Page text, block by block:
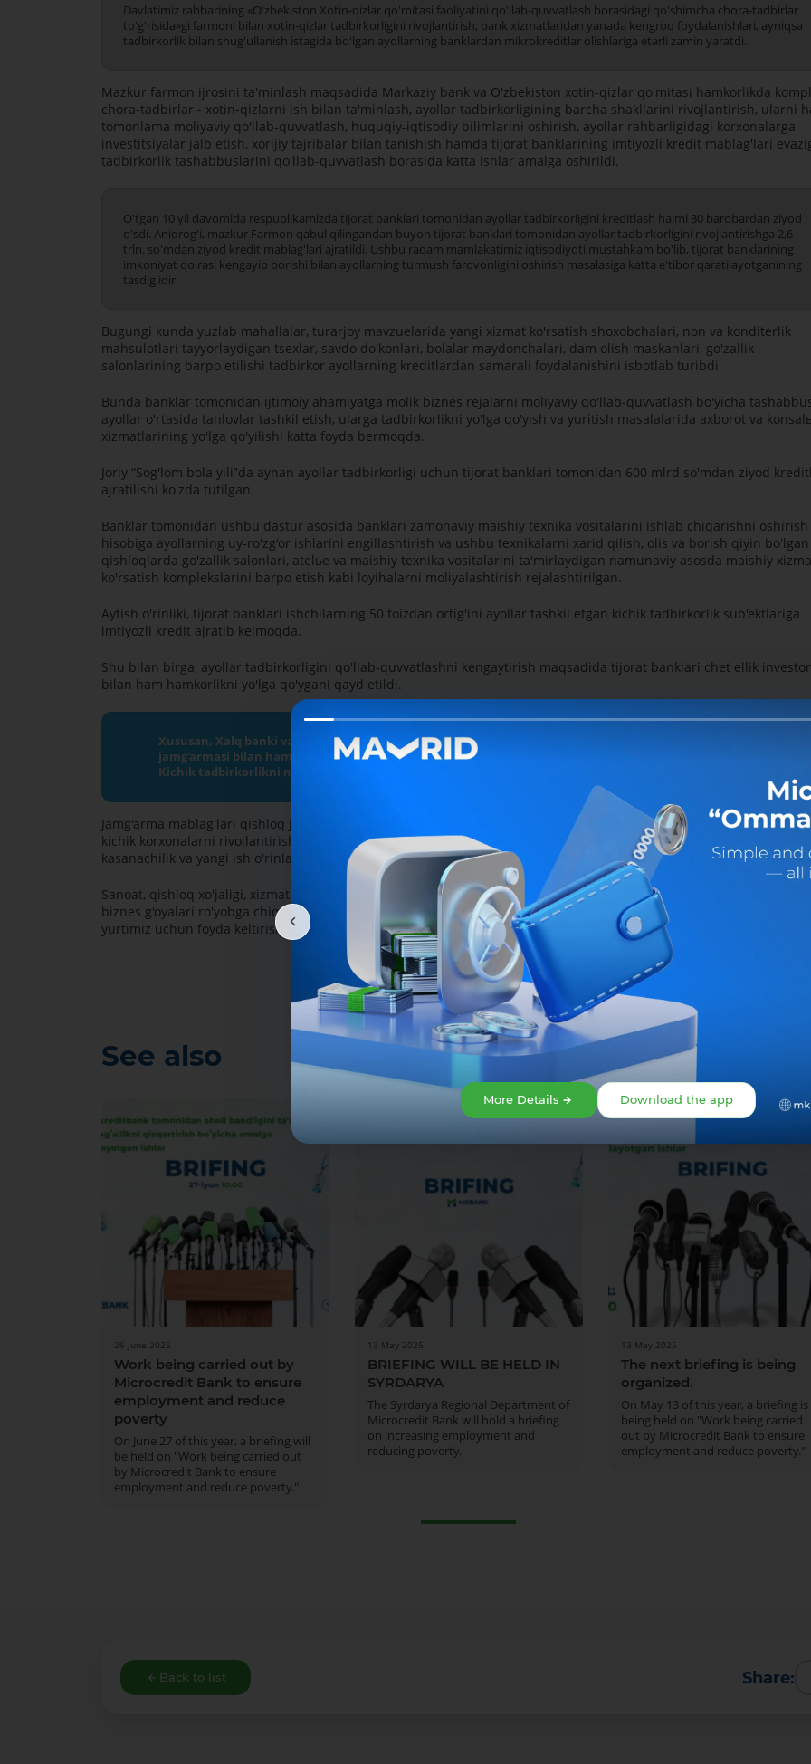
Davlatimiz rahbarining «O'zbekiston Xotin-qizlar qo'mitasi faoliyatini qo'llab-quvvatlash borasidagi qo'shimcha chora-tadbirlar
to'g'risida»gi farmoni bilan xotin-qizlar tadbirkorligini rivojlantirish, bank xizmatlaridan yanada kengroq foydalanishlari, ayniqsa
tadbirkorlik bilan shug'ullanish istagida bo'lgan ayollarning banklardan mikrokreditlar olishlariga etarli zamin yaratdi.
Mazkur farmon ijrosini ta'minlash maqsadida Markaziy bank va O'zbekiston xotin-qizlar qo'mitasi hamkorlikda
chora-tadbirlar - xotin-qizlarni ish bilan ta'minlash, ayollar tadbirkorligining barcha shakllarini rivojlantirish, ularni
tomonlama moliyaviy qo'llab-quvvatlash, huquqiy-iqtisodiy bilimlarini oshirish, ayollar rahbarligidagi korxonalarga
investitsiyalar jalb etish, xorijiy tajribalar bilan tanishish hamda tijorat banklarining imtiyozli kredit mablag'lari
tadbirkorlik tashabbuslarini qo'llab-quvvatlash borasida katta ishlar amalga oshirildi.
O'tgan 10 yil davomida respublikamizda tijorat banklari tomonidan ayollar tadbirkorligini kreditlash hajmi 30 barobardan ziyod
o'sdi. Aniqrog'i, mazkur Farmon qabul qilingandan buyon tijorat banklari tomonidan ayollar tadbirkorligini rivojlantirishga 2,6
trln. so'mdan ziyod kredit mablag'lari ajratildi. Ushbu raqam mamlakatimiz iqtisodiyoti mustahkam bo'lib, tijorat banklarining
imkoniyat doirasi kengayib borishi bilan ayollarning turmush farovonligini oshirish masalasiga katta e'tibor qaratilayotganining
tasdig'idir.
Bugungi kunda yuzlab mahallalar, turarjoy mavzuelarida yangi xizmat ko'rsatish shoxobchalari, non va konditerlik
mahsulotlari tayyorlaydigan tsexlar, savdo do'konlari, bolalar maydonchalari, dam olish maskanlari, go'zallik
salonlarining barpo etilishi tadbirkor ayollarning kreditlardan samarali foydalanishini isbotlab turibdi.
Bunda banklar tomonidan ijtimoiy ahamiyatga molik biznes rejalarni moliyaviy qo'llab-quvvatlash bo'yicha
ayollar o'rtasida tanlovlar tashkil etish, ularga tadbirkorlikni yo'lga qo'yish va yuritish masalalarida axborot va
xizmatlarining yo'lga qo'yilishi katta foyda bermoqda.
Joriy “Sog'lom bola yili”da aynan ayollar tadbirkorligi uchun tijorat banklari tomonidan 600 mlrd so'mdan ziyod
ajratilishi ko'zda tutilgan.
Banklar tomonidan ushbu dastur asosida banklari zamonaviy maishiy texnika vositalarini ishlab chiqarishni oshirish
hisobiga ayollarning uy-ro'zg'or ishlarini engillashtirish va ushbu texnikalarni xarid qilish, olis va borish qiyin bo'lgan
qishloqlarda go'zallik salonlari, atelьe va maishiy texnika vositalarini ta'mirlaydigan namunaviy asosda maishiy
ko'rsatish komplekslarini barpo etish kabi loyihalarni moliyalashtirish rejalashtirilgan.
Aytish o'rinliki, tijorat banklari ishchilarning 50 foizdan ortig'ini ayollar tashkil etgan kichik tadbirkorlik sub'ektlariga
imtiyozli kredit ajratib kelmoqda.
Shu bilan birga, ayollar tadbirkorligini qo'llab-quvvatlashni kengaytirish maqsadida tijorat banklari chet ellik
bilan ham hamkorlikni yo'lga qo'ygani qayd etildi.
Xususan, Xalq banki va Mikrokreditbank Germaniyaning Xalqaro hamkorlik bo'yicha Omonat kassalari
jamg'armasi bilan hamkorlik o'rnatilgan. Hozirgi paytda jamg'arma mablag'lari evaziga mazkur banklarda
Kichik tadbirkorlikni mikrokreditlash jamg'armasi shakllantirildi.
Jamg'arma mablag'lari qishloq joylarda ayollar tomonidan boshqarilayotgan, ularning mehnatidan foydalanilayotgan
kichik korxonalarni rivojlantirish, qishloq xo'jalik mahsulotlarini etishtirish va qayta ishlashni rag'batlantirish,
kasanachilik va yangi ish o'rinlarini yaratishga qaratilgan loyihalarni moliyalashga yo'naltirilmoqda.
Sanoat, qishloq xo'jaligi, xizmat ko'rsatish sohalariga yo'naltirilayotgan kredit mablag'lari evaziga minglab ayollarning
biznes g'oyalari ro'yobga chiqmoqda va eng asosiysi joylarda qanchadan-qancha xotin-qizlarga o'z ishini ochib, oilasi,
yurtimiz uchun foyda keltirish, hayotdan o'z o'rnini topish imkonini bermoqda.
O‘zbekiston Respublikasi Markaziy
See also
26 June 2025
Work being carried out by
Microcredit Bank to ensure
employment and reduce
poverty
On June 27 of this year, a briefing will
be held on "Work being carried out
by Microcredit Bank to ensure
employment and reduce poverty."
13 May 2025
BRIEFING WILL BE HELD IN
SYRDARYA
The Syrdarya Regional Department of
Microcredit Bank will hold a briefing
on increasing employment and
reducing poverty.
13 May 2025
The next briefing is being
organized.
On May 13 of this year, a briefing is
being held on "Work being carried
out by Microcredit Bank to ensure
employment and reduce poverty."
Back to list Share:
More Details Download the app